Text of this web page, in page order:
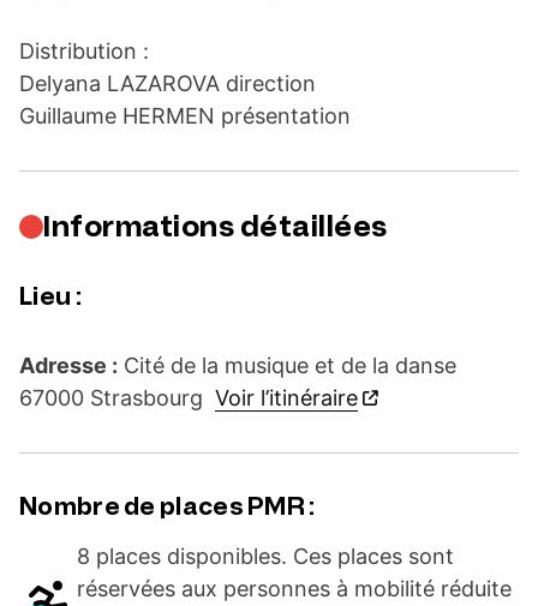
Distribution :
Delyana LAZAROVA direction
Guillaume HERMEN présentation
Informations détaillées
Lieu :
Adresse : Cité de la musique et de la danse
67000 Strasbourg Voir l’itinéraire
Nombre de places PMR :
8 places disponibles. Ces places sont
réservées aux personnes à mobilité réduite